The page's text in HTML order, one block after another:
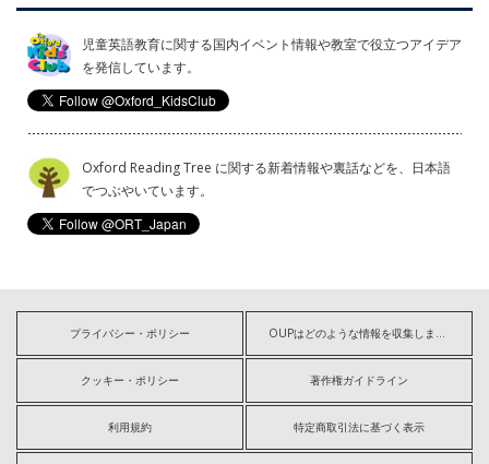
児童英語教育に関する国内イベント情報や教室で役立つアイデア
を発信しています。
Oxford Reading Tree に関する新着情報や裏話などを、日本語
でつぶやいています。
プライバシー・ポリシー OUPはどのような情報を収集しますか?
クッキー・ポリシー 著作権ガイドライン
利用規約 特定商取引法に基づく表示